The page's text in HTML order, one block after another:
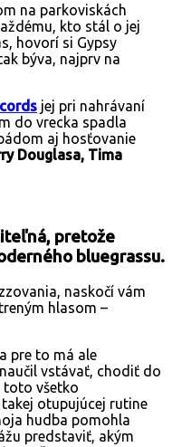
na parkoviskách
kto stál o jej
hovorí si Gypsy
býva, najprv na
jej pri nahrávaní
do vrecka spadla
aj hosťovanie
Douglasa, Tima
pretože
bluegrassu.
naskočí vám
hlasom –
pre to má ale
vstávať, chodiť do
toto všetko
otupujúcej rutine
hudba pomohla
predstaviť, akým